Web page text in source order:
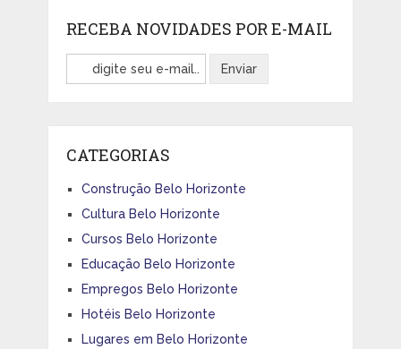
RECEBA NOVIDADES POR E-MAIL
CATEGORIAS
Construção Belo Horizonte
Cultura Belo Horizonte
Cursos Belo Horizonte
Educação Belo Horizonte
Empregos Belo Horizonte
Hotéis Belo Horizonte
Lugares em Belo Horizonte